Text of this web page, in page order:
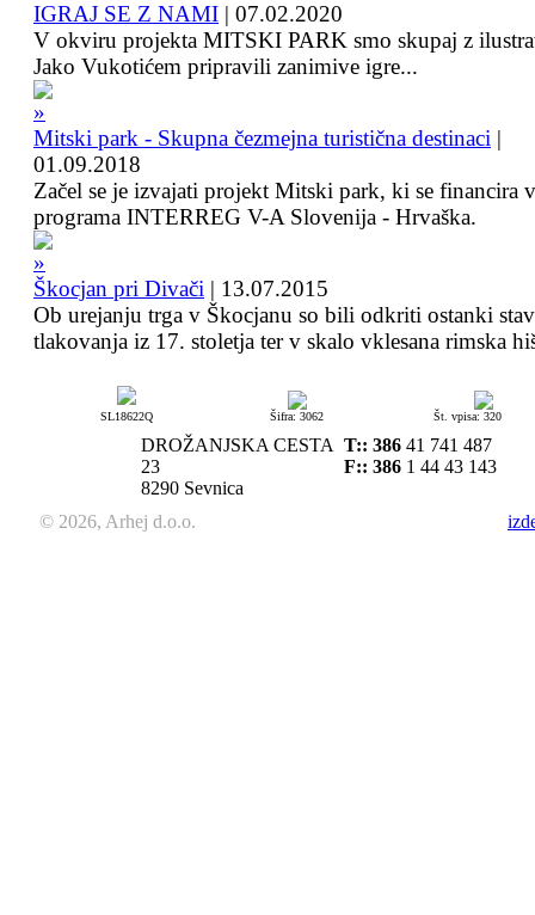
IGRAJ SE Z NAMI | 07.02.2020
V okviru projekta MITSKI PARK smo skupaj z
Jako Vukotićem pripravili zanimive igre...
Mitski park - Skupna čezmejna turistična destinaci |
01.09.2018
Začel se je izvajati projekt Mitski park, ki se financira
programa INTERREG V-A Slovenija - Hrvaška.
Škocjan pri Divači | 13.07.2015
Ob urejanju trga v Škocjanu so bili odkriti ostanki
tlakovanja iz 17. stoletja ter v skalo vklesana rimska
SL18622Q Šifra: 3062 Št. vpisa: 320
DROŽANJSKA CESTA
23
8290 Sevnica
T:: 386 41 741 487
F:: 386 1 44 43 143
© 2026, Arhej d.o.o.